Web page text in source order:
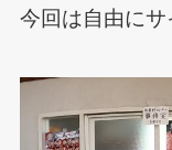
今回は自由に